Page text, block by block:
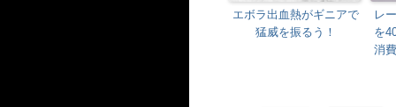
エボラ出血熱がギニアで
猛威を振るう！
レ
を
消